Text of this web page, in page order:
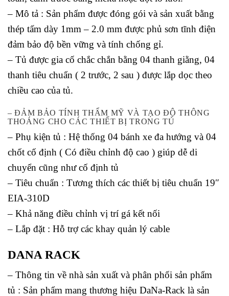
– Mô tả : Sản phẩm được đóng gói và sản xuất bằng
thép tấm dày 1mm – 2.0 mm được phủ sơn tĩnh điện
đảm bảo độ bền vững và tính chống gỉ.
– Tủ được gia cố chắc chắn bằng 04 thanh giằng, 04
thanh tiêu chuẩn ( 2 trước, 2 sau ) được lắp dọc theo
chiều cao của tủ.
– ĐẢM BẢO TÍNH THẨM MỸ VÀ TẠO ĐỘ THÔNG
THOÁNG CHO CÁC THIẾT BỊ TRONG TỦ
– Phụ kiện tủ : Hệ thống 04 bánh xe đa hướng và 04
chốt cố định ( Có điều chỉnh độ cao ) giúp dễ di
chuyển cũng như cố định tủ
– Tiêu chuẩn : Tương thích các thiết bị tiêu chuẩn 19″
EIA-310D
– Khả năng điều chỉnh vị trí gá kết nối
– Lắp đặt : Hỗ trợ các khay quản lý cable
DANA RACK
– Thông tin về nhà sản xuất và phân phối sản phẩm
tủ : Sản phẩm mang thương hiệu DaNa-Rack là sản